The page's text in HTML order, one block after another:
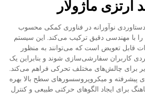
ارتزی ماژولار
دستاوردی نوآورانه در فناوری کمکی محسوب
با مهندسی دقیق ترکیب می‌کند. این سیستم
قابل تعویض است که می‌توانند به منظور
کاربران سفارشی‌سازی شوند و بنابراین یک
برای چالش‌های مختلف تحرکی فراهم می‌کند.
پیشرفته و میکروپروسسورهای سطح بالا بهره
برای ایجاد الگوهای حرکتی طبیعی و کنترل